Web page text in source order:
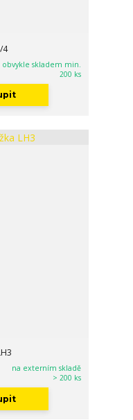
4
obvykle skladem min.
200 ks
na externím skladě
> 200 ks